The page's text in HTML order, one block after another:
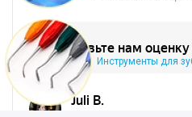
Инструменты для